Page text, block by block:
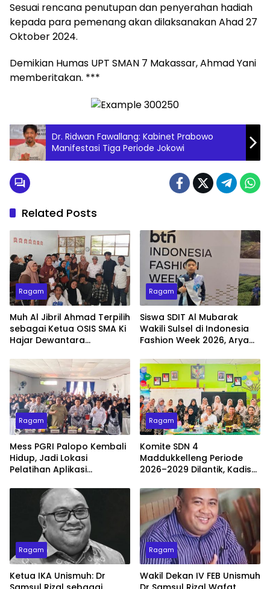
Sesuai rencana penutupan dan penyerahan hadiah
kepada para pemenang akan dilaksanakan Ahad 27
Oktober 2024.
Demikian Humas UPT SMAN 7 Makassar, Ahmad Yani
memberitakan. ***
Dr. Ridwan Fawallang: Kabinet Prabowo
Manifestasi Tiga Periode Jokowi
Related Posts
Ragam
Muh Al Jibril Ahmad Terpilih
sebagai Ketua OSIS SMA Ki
Hajar Dewantara
Ragam
Siswa SDIT Al Mubarak
Wakili Sulsel di Indonesia
Fashion Week 2026, Arya
dengan Busana Ulos
Simetria
Ragam
Mess PGRI Palopo Kembali
Hidup, Jadi Lokasi
Pelatihan Aplikasi
Ragam
Komite SDN 4
Maddukkelleng Periode
2026–2029 Dilantik, Kadis
Sinergi Tiga Pusat
Pendidikan
Ragam
Ketua IKA Unismuh: Dr
Ragam
Wakil Dekan IV FEB Unismuh